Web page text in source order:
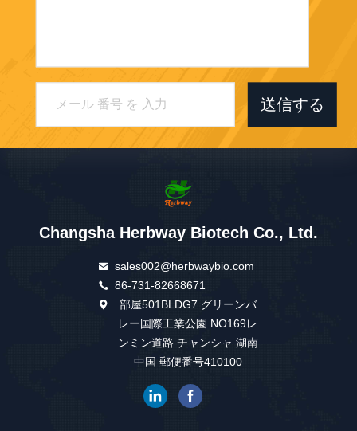
送信する
Changsha Herbway Biotech Co., Ltd.
sales002@herbwaybio.com
86-731-82668671
部屋501BLDG7 グリーンバ
レー国際工業公園 NO169レ
ンミン道路 チャンシャ 湖南
中国 郵便番号410100